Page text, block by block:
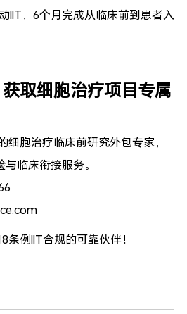
IIT，6个月完成从临床前到患者入
取细胞治疗项目专属
细胞治疗临床前研究外包专家，
临床衔接服务。
例IIT合规的可靠伙伴！